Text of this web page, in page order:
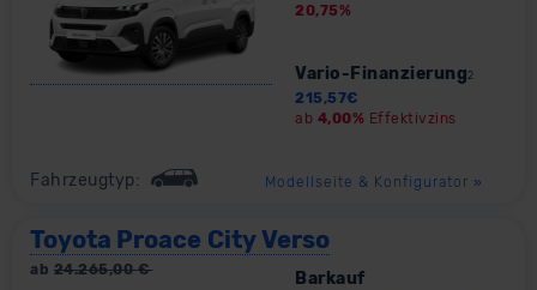
Kommission (Art. 45 Abs. 1 DSGVO), von
Standarddatenschutzklauseln (Art. 46 Abs. 2 lit. c
DSGVO) oder wenn Sie hierzu Ihre Einwilligung freiwillig
erteilen. Nähere Informationen zu den bestehenden
unserem Datenschutzbeauftragten unter
datenschutz@meinauto.de anfordern.
Datenschutzerklärung|Impressum
20,75%
Vario-Finanzierung 2
215,57€
ab 4,00% Effektivzins
Fahrzeugtyp: Modellseite & Konfigurator »
Toyota Proace City Verso
ab 24.265,00€ Barkauf